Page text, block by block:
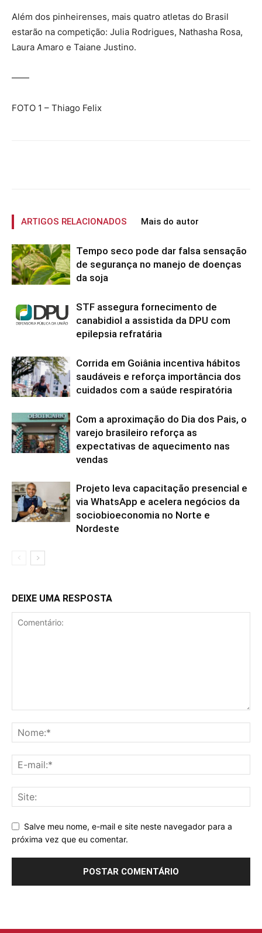
Além dos pinheirenses, mais quatro atletas do Brasil
estarão na competição: Julia Rodrigues, Nathasha Rosa,
Laura Amaro e Taiane Justino.
——
FOTO 1 – Thiago Felix
ARTIGOS RELACIONADOS Mais do autor
Tempo seco pode dar falsa sensação
de segurança no manejo de doenças
da soja
STF assegura fornecimento de
canabidiol a assistida da DPU com
epilepsia refratária
Corrida em Goiânia incentiva hábitos
saudáveis e reforça importância dos
cuidados com a saúde respiratória
Com a aproximação do Dia dos Pais, o
varejo brasileiro reforça as
expectativas de aquecimento nas
vendas
Projeto leva capacitação presencial e
via WhatsApp e acelera negócios da
sociobioeconomia no Norte e
Nordeste
DEIXE UMA RESPOSTA
Salve meu nome, e-mail e site neste navegador para a
próxima vez que eu comentar.